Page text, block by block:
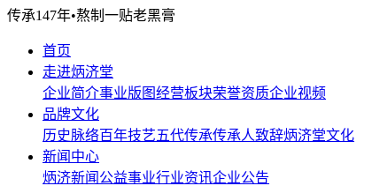
传承147年•熬制一贴老黑膏
首页
走进炳济堂
企业简介事业版图经营板块荣誉资质企业视频
品牌文化
历史脉络百年技艺五代传承传承人致辞炳济堂文化
新闻中心
炳济新闻 公益事业行业资讯企业公告